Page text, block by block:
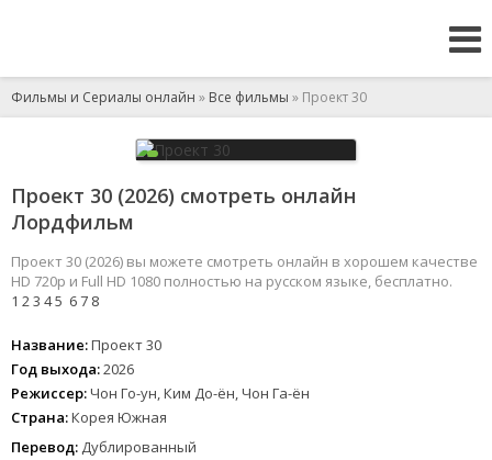
Фильмы и Сериалы онлайн » Все фильмы » Проект 30
Проект 30 (2026) смотреть онлайн
Лордфильм
Проект 30 (2026) вы можете смотреть онлайн в хорошем качестве
HD 720p и Full HD 1080 полностью на русском языке, бесплатно.
1 23 45 67 8
Название:Проект 30
Год выхода:2026
Режиссер:Чон Го-ун, Ким До-ён, Чон Га-ён
Страна:Корея Южная
Перевод: Дублированный